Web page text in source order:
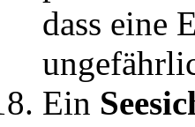
dass eine
Ein